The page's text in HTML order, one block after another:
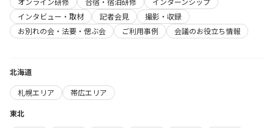
インタビュー・取材
記者会見
撮影・収録
お別れの会・法要・偲ぶ会
ご利用事例 会議のお役立ち情報
北海道
札幌エリア
帯広エリア
東北